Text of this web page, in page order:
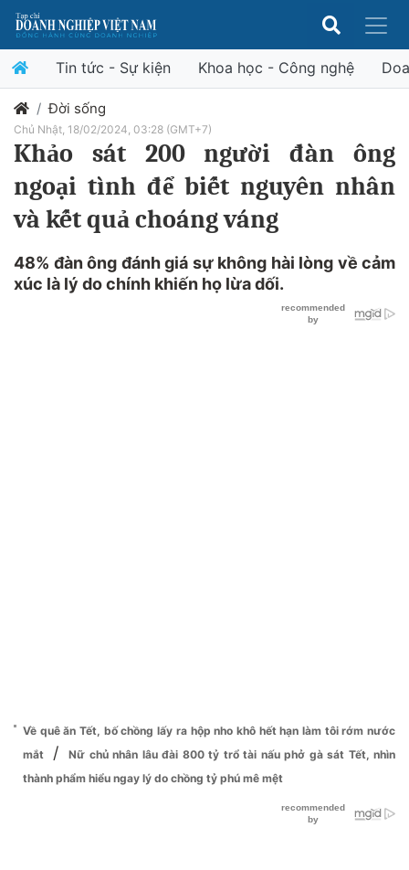
Tin tức - Sự kiện Khoa học - Công nghệ
Đời sống
Chủ Nhật, 18/02/2024, 03:28 (GMT+7)
Khảo sát 200 người đàn ông
ngoại tình để biết nguyên nhân
và kết quả choáng váng
48% đàn ông đánh giá sự không hài lòng về cảm
xúc là lý do chính khiến họ lừa dối.
Về quê ăn Tết, bố chồng lấy ra hộp nho khô hết hạn làm tôi rớm nước
mắt
/
Nữ chủ nhân lâu đài 800 tỷ trổ tài nấu phở gà sát Tết, nhìn
thành phẩm hiểu ngay lý do chồng tỷ phú mê mệt